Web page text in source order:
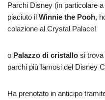
Parchi Disney (in particolare a
piaciuto il Winnie the Pooh,
colazione al Crystal Palace!
o Palazzo di cristallo si trova
parchi più famosi del Disney
Ha prenotato in anticipo